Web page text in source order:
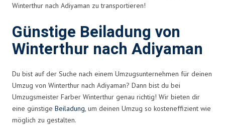
Winterthur nach Adiyaman zu transportieren!
Günstige Beiladung von
Winterthur nach Adiyaman
Du bist auf der Suche nach einem Umzugsunternehmen für deinen
Umzug von Winterthur nach Adiyaman? Dann bist du bei
Umzugsmeister Farber Winterthur genau richtig! Wir bieten dir
eine günstige Beiladung, um deinen Umzug so kosteneffizient wie
möglich zu gestalten.